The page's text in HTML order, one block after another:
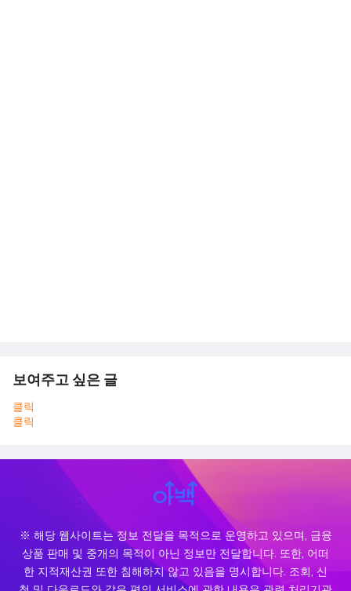
보여주고 싶은 글
클릭
클릭
※ 해당 웹사이트는 정보 전달을 목적으로 운영하고 있으며, 금융
상품 판매 및 중개의 목적이 아닌 정보만 전달합니다. 또한, 어떠
한 지적재산권 또한 침해하지 않고 있음을 명시합니다. 조회, 신